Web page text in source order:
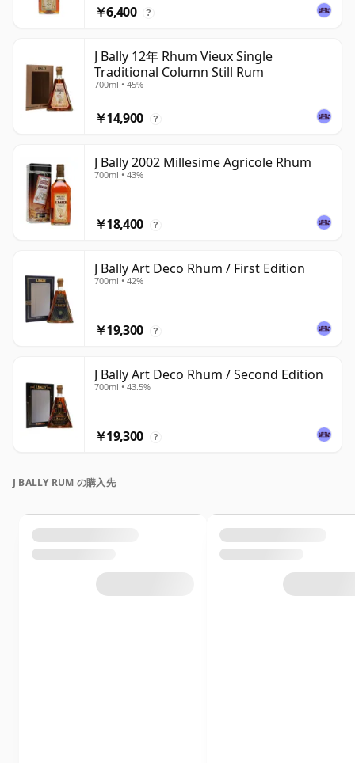
￥6,400 ?
J Bally 12年 Rhum Vieux Single
Traditional Column Still Rum
700ml • 45%
￥14,900 ?
J Bally 2002 Millesime Agricole Rhum
700ml • 43%
￥18,400 ?
J Bally Art Deco Rhum / First Edition
700ml • 42%
￥19,300 ?
J Bally Art Deco Rhum / Second Edition
700ml • 43.5%
￥19,300 ?
J BALLY RUM の購入先